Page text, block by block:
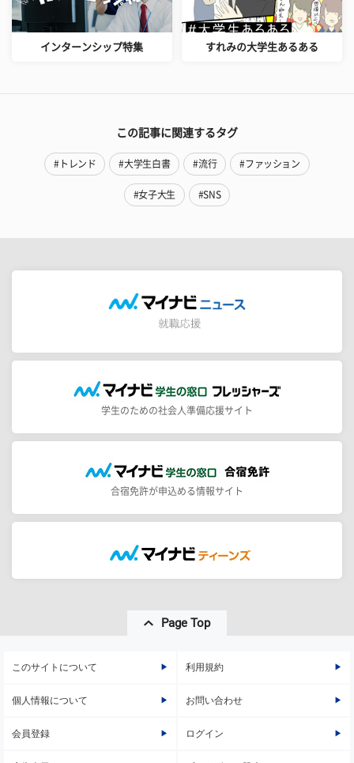
インターンシップ特集 すれみの大学生あるある
この記事に関連するタグ
#トレンド #大学生白書 #流行 #ファッション
#女子大生 #SNS
学生のための社会人準備応援サイト
合宿免許が申込める情報サイト
Page Top
このサイトについて 利用規約
個人情報について お問い合わせ
会員登録 ログイン